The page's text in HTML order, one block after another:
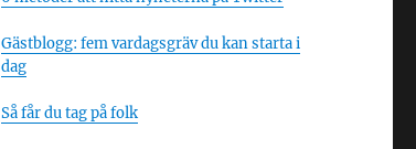
Gästblogg: fem vardagsgräv du kan starta i
dag
Så får du tag på folk